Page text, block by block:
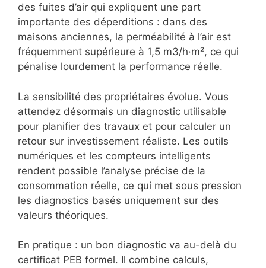
des fuites d’air qui expliquent une part
importante des déperditions : dans des
maisons anciennes, la perméabilité à l’air est
fréquemment supérieure à 1,5 m3/h·m², ce qui
pénalise lourdement la performance réelle.
La sensibilité des propriétaires évolue. Vous
attendez désormais un diagnostic utilisable
pour planifier des travaux et pour calculer un
retour sur investissement réaliste. Les outils
numériques et les compteurs intelligents
rendent possible l’analyse précise de la
consommation réelle, ce qui met sous pression
les diagnostics basés uniquement sur des
valeurs théoriques.
En pratique : un bon diagnostic va au-delà du
certificat PEB formel. Il combine calculs,